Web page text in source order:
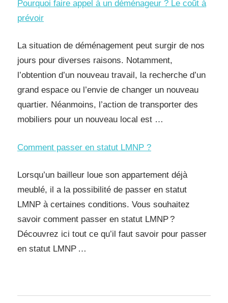
Pourquoi faire appel à un déménageur ? Le coût à
prévoir
La situation de déménagement peut surgir de nos
jours pour diverses raisons. Notamment,
l’obtention d’un nouveau travail, la recherche d’un
grand espace ou l’envie de changer un nouveau
quartier. Néanmoins, l’action de transporter des
mobiliers pour un nouveau local est …
Comment passer en statut LMNP ?
Lorsqu’un bailleur loue son appartement déjà
meublé, il a la possibilité de passer en statut
LMNP à certaines conditions. Vous souhaitez
savoir comment passer en statut LMNP ?
Découvrez ici tout ce qu’il faut savoir pour passer
en statut LMNP …